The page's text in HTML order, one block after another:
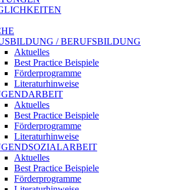
/ BERUFSBILDUNG
Aktuelles
Best Practice Beispiele
Förderprogramme
Literaturhinweise
Aktuelles
Best Practice Beispiele
Förderprogramme
Literaturhinweise
Aktuelles
Best Practice Beispiele
Förderprogramme